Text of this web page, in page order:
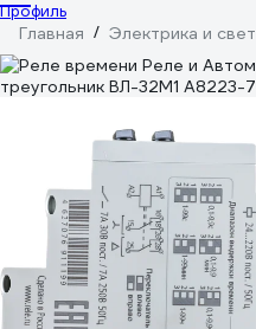
Профиль
Главная / Электрика и свет